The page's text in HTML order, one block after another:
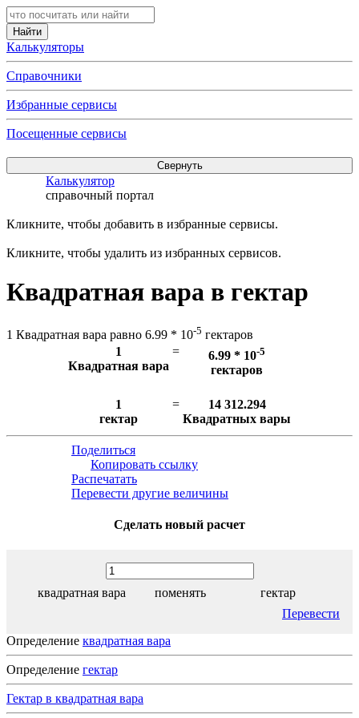
Калькуляторы
Справочники
Избранные сервисы
Посещенные сервисы
Калькулятор
справочный портал
Кликните, чтобы добавить в избранные сервисы.
Кликните, чтобы удалить из избранных сервисов.
Квадратная вара в гектар
1 Квадратная вара равно 6.99 * 10-5 гектаров
1
Квадратная вара
= 6.99 * 10-5
гектаров
1
гектар
=
14 312.294
Квадратных вары
Поделиться
Копировать ссылку
Распечатать
Перевести другие величины
Сделать новый расчет
квадратная вара поменять
гектар
Перевести
Определение квадратная вара
Определение гектар
Гектар в квадратная вара